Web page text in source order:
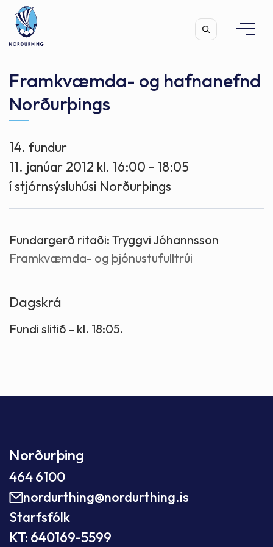
Leita
Framkvæmda- og hafnanefnd
Norðurþings
14. fundur
11. janúar 2012 kl. 16:00 - 18:05
í stjórnsýsluhúsi Norðurþings
Fundargerð ritaði: Tryggvi Jóhannsson
Framkvæmda- og þjónustufulltrúi
Dagskrá
Fundi slitið - kl. 18:05.
Norðurþing
464 6100
nordurthing@nordurthing.is
Starfsfólk
KT: 640169-5599